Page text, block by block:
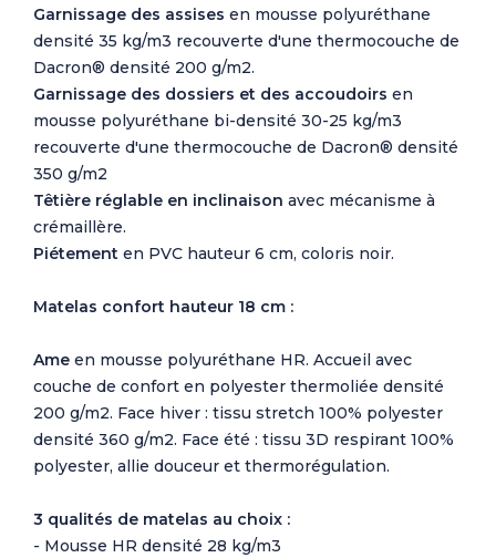
Garnissage des assises en mousse polyuréthane
densité 35 kg/m3 recouverte d'une thermocouche de
Dacron® densité 200 g/m2.
Garnissage des dossiers et des accoudoirs en
mousse polyuréthane bi-densité 30-25 kg/m3
recouverte d'une thermocouche de Dacron® densité
350 g/m2
Têtière réglable en inclinaison avec mécanisme à
crémaillère.
Piétement en PVC hauteur 6 cm, coloris noir.
Matelas confort hauteur 18 cm :
Ame en mousse polyuréthane HR. Accueil avec
couche de confort en polyester thermoliée densité
200 g/m2. Face hiver : tissu stretch 100% polyester
densité 360 g/m2. Face été : tissu 3D respirant 100%
polyester, allie douceur et thermorégulation.
3 qualités de matelas au choix :
- Mousse HR densité 28 kg/m3